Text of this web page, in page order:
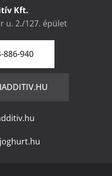
Kft.
u. 2./127. épület
886-940